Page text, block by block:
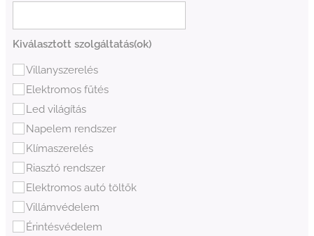
Kiválasztott szolgáltatás(ok)
Villanyszerelés
Elektromos fűtés
Led világítás
Napelem rendszer
Klímaszerelés
Riasztó rendszer
Elektromos autó töltők
Villámvédelem
Érintésvédelem